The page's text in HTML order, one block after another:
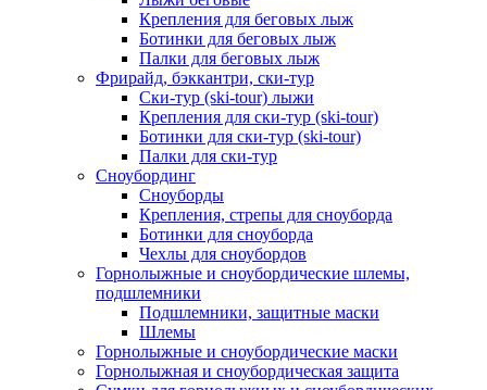
Крепления для беговых лыж
Ботинки для беговых лыж
Палки для беговых лыж
Фрирайд, бэккантри, ски-тур
Ски-тур (ski-tour) лыжи
Крепления для ски-тур (ski-tour)
Ботинки для ски-тур (ski-tour)
Палки для ски-тур
Сноубординг
Сноуборды
Крепления, стрепы для сноуборда
Ботинки для сноуборда
Чехлы для сноубордов
Горнолыжные и сноубордические шлемы,
подшлемники
Подшлемники, защитные маски
Шлемы
Горнолыжные и сноубордические маски
Горнолыжная и сноубордическая защита